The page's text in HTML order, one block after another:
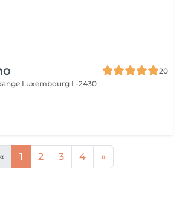
20
Luxembourg L-2430
« 1 2 3 4 »